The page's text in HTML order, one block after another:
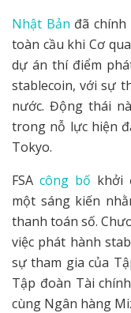
Nhật Bản đã chính
toàn cầu khi Cơ
dự án thí điểm
stablecoin, với sự
nước. Động thái
trong nỗ lực hiện
Tokyo.
FSA công bố khởi
một sáng kiến
thanh toán số.
việc phát hành
sự tham gia của
Tập đoàn Tài
cùng Ngân hàng